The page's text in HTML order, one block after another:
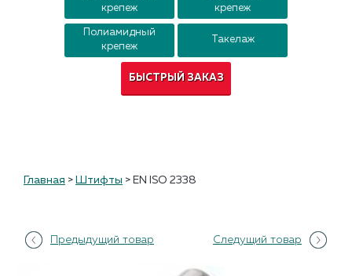
крепеж
крепеж
Полиамидный
крепеж
Такелаж
БЫСТРЫЙ ЗАКАЗ
Главная > Штифты > EN ISO 2338
Предыдущий товар Следущий товар